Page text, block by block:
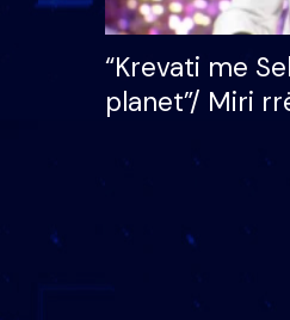
“Krevati me
planet”/ Miri
mungojë zilja